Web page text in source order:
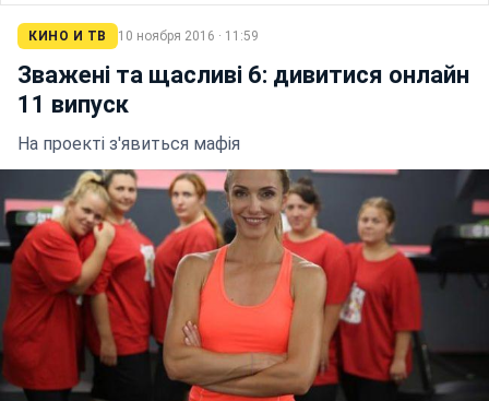
КИНО И ТВ 10 ноября 2016 · 11:59
Зважені та щасливі 6: дивитися онлайн
11 випуск
На проекті з'явиться мафія